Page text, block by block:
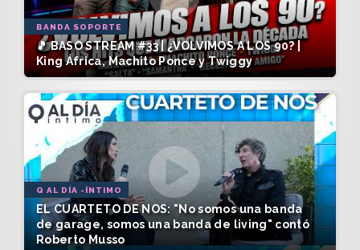
BANDA SOPORTE
🎵 BASO STREAM #33 | ¿VOLVIMOS A LOS 90? |
King África, Machito Ponce y Twiggy
Q AL DÍA -ÍNTIMO
EL CUARTETO DE NOS: "No somos una banda
de garage, somos una banda de living" contó
Roberto Musso